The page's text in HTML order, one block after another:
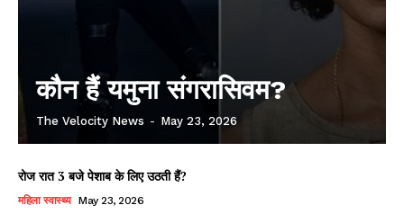
कौन हैं यमुना संगरासिवम?
The Velocity News - May 23, 2026
रोज रात 3 बजे पेशाब के लिए उठती हैं?
महिला स्वास्थ्य May 23, 2026